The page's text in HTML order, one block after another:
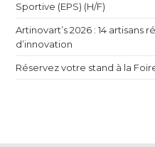
Sportive (EPS) (H/F)
Artinovart’s 2026 : 14
d’innovation
Réservez votre stand à la